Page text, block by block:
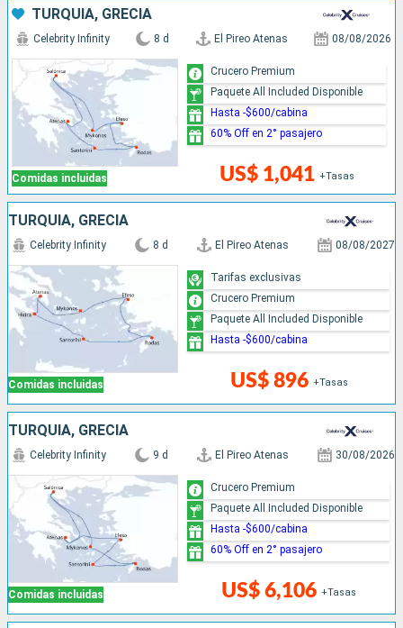
TURQUÍA, GRECIA
Comidas incluidas
Celebrity Infinity 8 d El Pireo Atenas 08/08/2026
US$ 1,041 +Tasas
Crucero Premium
Paquete All Included Disponible
Hasta -$600/cabina
60% Off en 2° pasajero
TURQUÍA, GRECIA
Comidas incluidas
Celebrity Infinity 8 d El Pireo Atenas 08/08/2027
US$ 896 +Tasas
Tarifas exclusivas
Crucero Premium
Paquete All Included Disponible
Hasta -$600/cabina
TURQUÍA, GRECIA
Comidas incluidas
Celebrity Infinity 9 d El Pireo Atenas 30/08/2026
US$ 6,106 +Tasas
Crucero Premium
Paquete All Included Disponible
Hasta -$600/cabina
60% Off en 2° pasajero